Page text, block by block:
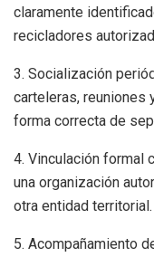
claramente
recicladores
3. Socialización
carteleras, reuniones
forma correcta de
4. Vinculación formal
una organización
otra entidad territorial.
5. Acompañamiento